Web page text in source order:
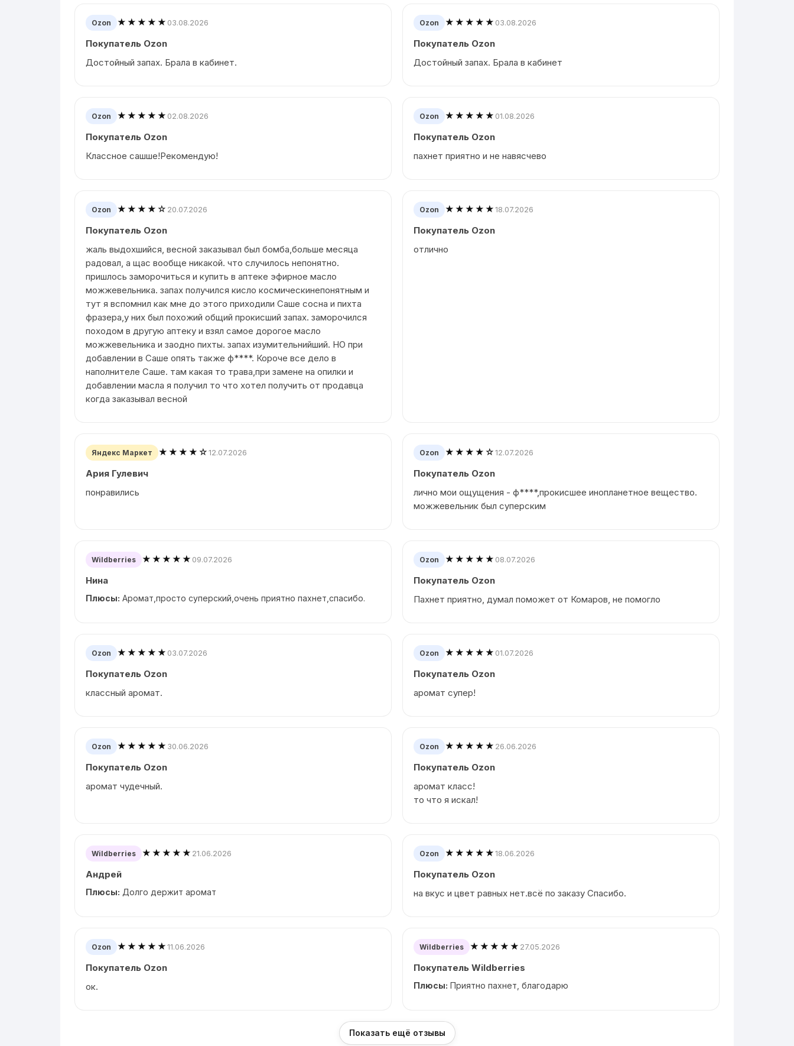
Ozon ★★★★★ 03.08.2026
Покупатель Ozon
Достойный запах. Брала в кабинет.
Ozon ★★★★★ 03.08.2026
Покупатель Ozon
Достойный запах. Брала в кабинет
Ozon ★★★★★ 02.08.2026
Покупатель Ozon
Классное сашше!Рекомендую!
Ozon ★★★★★ 01.08.2026
Покупатель Ozon
пахнет приятно и не навясчево
Ozon ★★★★☆ 20.07.2026
Покупатель Ozon
жаль выдохшийся, весной заказывал был бомба,больше месяца
радовал, а щас вообще никакой. что случилось непонятно.
пришлось заморочиться и купить в аптеке эфирное масло
можжевельника. запах получился кисло космическинепонятным и
тут я вспомнил как мне до этого приходили Саше сосна и пихта
фразера,у них был похожий общий прокисший запах. заморочился
походом в другую аптеку и взял самое дорогое масло
можжевельника и заодно пихты. запах изумительнийший. НО при
добавлении в Саше опять также ф****. Короче все дело в
наполнителе Саше. там какая то трава,при замене на опилки и
добавлении масла я получил то что хотел получить от продавца
когда заказывал весной
Ozon ★★★★★18.07.2026
Покупатель Ozon
отлично
Яндекс Маркет ★★★★☆12.07.2026
Ария Гулевич
понравились
Ozon ★★★★☆12.07.2026
Покупатель Ozon
лично мои ощущения - ф****,прокисшее инопланетное вещество.
можжевельник был суперским
Wildberries ★★★★★ 09.07.2026
Нина
Плюсы: Аромат,просто суперский,очень приятно пахнет,спасибо.
Ozon ★★★★★ 08.07.2026
Покупатель Ozon
Пахнет приятно, думал поможет от Комаров, не помогло
Ozon ★★★★★ 03.07.2026
Покупатель Ozon
классный аромат.
Ozon ★★★★★ 01.07.2026
Покупатель Ozon
аромат супер!
Ozon ★★★★★ 30.06.2026
Покупатель Ozon
аромат чудечный.
Ozon ★★★★★ 26.06.2026
Покупатель Ozon
аромат класс!
то что я искал!
Wildberries ★★★★★ 21.06.2026
Андрей
Плюсы: Долго держит аромат
Ozon ★★★★★18.06.2026
Покупатель Ozon
на вкус и цвет равных нет.всё по заказу Спасибо.
Ozon ★★★★★11.06.2026
Покупатель Ozon
ок.
Wildberries ★★★★★ 27.05.2026
Покупатель Wildberries
Плюсы: Приятно пахнет, благодарю
Показать ещё отзывы